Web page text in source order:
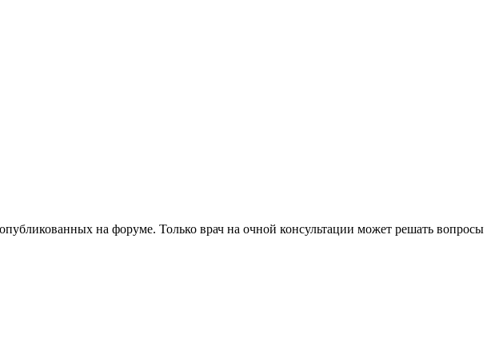
на форуме. Только врач на очной консультации может решать вопросы